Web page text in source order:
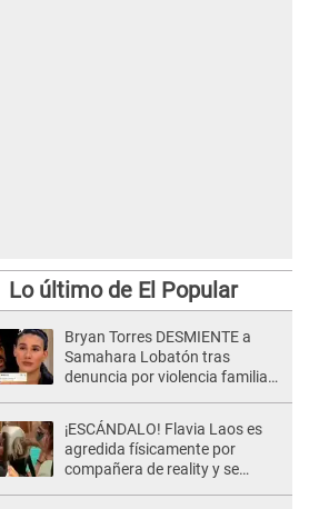
Lo último de El Popular
Bryan Torres DESMIENTE a
Samahara Lobatón tras
denuncia por violencia familiar
mentira, que me perdonen mis
hijos, pero..."
¡ESCÁNDALO! Flavia Laos es
agredida físicamente por
compañera de reality y se